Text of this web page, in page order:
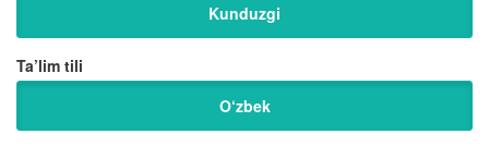
Kunduzgi
Ta’lim tili
O‘zbek